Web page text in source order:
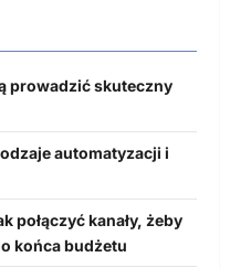
prowadzić skuteczny
automatyzacji i
połączyć kanały, żeby
końca budżetu